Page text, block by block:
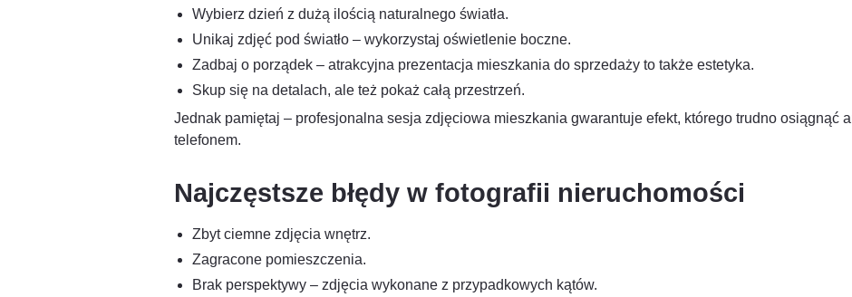
Wybierz dzień z dużą ilością naturalnego światła.
Unikaj zdjęć pod światło – wykorzystaj oświetlenie boczne.
Zadbaj o porządek – atrakcyjna prezentacja mieszkania do sprzedaży to także estetyka.
Skup się na detalach, ale też pokaż całą przestrzeń.
Jednak pamiętaj – profesjonalna sesja zdjęciowa mieszkania gwarantuje efekt, którego trudno osiągnąć
telefonem.
Najczęstsze błędy w fotografii nieruchomości
Zbyt ciemne zdjęcia wnętrz.
Zagracone pomieszczenia.
Brak perspektywy – zdjęcia wykonane z przypadkowych kątów.